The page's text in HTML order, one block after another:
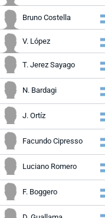
Bruno Costella
V. López
T. Jerez Sayago
N. Bardagi
J. Ortíz
Facundo Cipresso
Luciano Romero
F. Boggero